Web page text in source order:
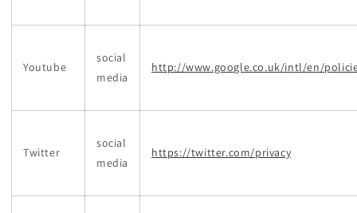
Youtube
social
media
http://www.google.co.uk/intl/en/
Twitter
social
media
https://twitter.com/privacy